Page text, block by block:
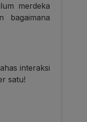
merdeka
bagaimana
interaksi
satu!